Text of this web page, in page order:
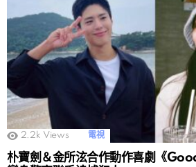
2.2k Views 電視
朴寶劍＆金所泫合作動作喜劇《